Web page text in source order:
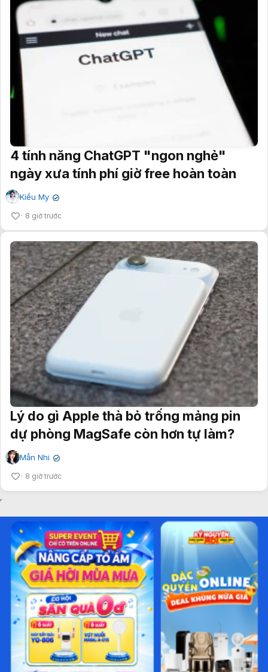
4 tính năng ChatGPT "ngon nghẻ"
ngày xưa tính phí giờ free hoàn toàn
Kiều My ✔
8 giờ trước
Lý do gì Apple thà bỏ trống mảng pin
dự phòng MagSafe còn hơn tự làm?
Mẫn Nhi ✔
8 giờ trước